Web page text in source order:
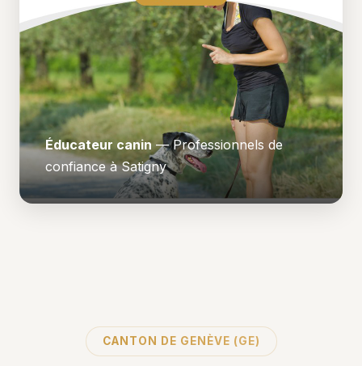
Éducateur canin — Professionnels de
confiance à Satigny
CANTON DE GENÈVE (GE)